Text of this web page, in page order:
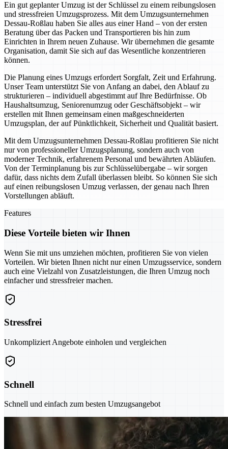
Ein gut geplanter Umzug ist der Schlüssel zu einem reibungslosen
und stressfreien Umzugsprozess. Mit dem Umzugsunternehmen
Dessau-Roßlau haben Sie alles aus einer Hand – von der ersten
Beratung über das Packen und Transportieren bis hin zum
Einrichten in Ihrem neuen Zuhause. Wir übernehmen die gesamte
Organisation, damit Sie sich auf das Wesentliche konzentrieren
können.
Die Planung eines Umzugs erfordert Sorgfalt, Zeit und Erfahrung.
Unser Team unterstützt Sie von Anfang an dabei, den Ablauf zu
strukturieren – individuell abgestimmt auf Ihre Bedürfnisse. Ob
Haushaltsumzug, Seniorenumzug oder Geschäftsobjekt – wir
erstellen mit Ihnen gemeinsam einen maßgeschneiderten
Umzugsplan, der auf Pünktlichkeit, Sicherheit und Qualität basiert.
Mit dem Umzugsunternehmen Dessau-Roßlau profitieren Sie nicht
nur von professioneller Umzugsplanung, sondern auch von
moderner Technik, erfahrenem Personal und bewährten Abläufen.
Von der Terminplanung bis zur Schlüsselübergabe – wir sorgen
dafür, dass nichts dem Zufall überlassen bleibt. So können Sie sich
auf einen reibungslosen Umzug verlassen, der genau nach Ihren
Vorstellungen abläuft.
Features
Diese Vorteile bieten wir Ihnen
Wenn Sie mit uns umziehen möchten, profitieren Sie von vielen
Vorteilen. Wir bieten Ihnen nicht nur einen Umzugsservice, sondern
auch eine Vielzahl von Zusatzleistungen, die Ihren Umzug noch
einfacher und stressfreier machen.
Stressfrei
Unkompliziert Angebote einholen und vergleichen
Schnell
Schnell und einfach zum besten Umzugsangebot